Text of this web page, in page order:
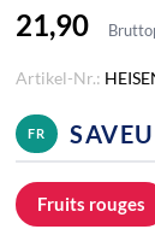
21,90
Artikel-Nr.:
FR
Fruits rouges